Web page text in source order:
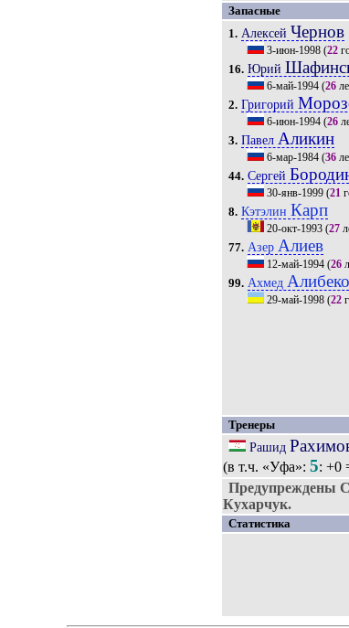
Запасные
1. Алексей Чернов
3-июн-1998 (22
16. Юрий
6-май-1994 (26
2. Григорий
6-июн-1994 (26
3. Павел Аликин
6-мар-1984 (36
44. Сергей
30-янв-1999 (21
8. Кэтэлин Карп
20-окт-1993 (27
77. Азер Алиев
12-май-1994 (26
99. Ахмед
29-май-1998 (22
Тренеры
Рашид
(в т.ч. «Уфа»: 5: +0
Предупреждены
Кухарчук.
Статистика